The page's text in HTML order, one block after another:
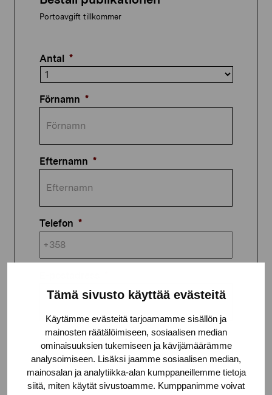
Tämä sivusto käyttää evästeitä
Käytämme evästeitä tarjoamamme sisällön ja
mainosten räätälöimiseen, sosiaalisen median
ominaisuuksien tukemiseen ja kävijämäärämme
analysoimiseen. Lisäksi jaamme sosiaalisen median,
mainosalan ja analytiikka-alan kumppaneillemme tietoja
siitä, miten käytät sivustoamme. Kumppanimme voivat
Portoavgift tillkommer
Antal *
Förnamn *
Efternamn *
Telefon *
Adress